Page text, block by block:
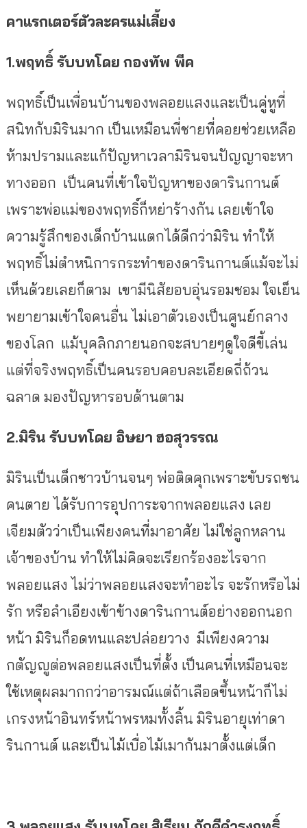
คาแรกเตอร์ตัวละครแม่เลี้ยง
1.พฤทธิ์ รับบทโดย กองทัพ พีค
พฤทธิ์เป็นเพื่อนบ้านของพลอยแสงและเป็นคู่หูที่
สนิทกับมิรินมาก เป็นเหมือนพี่ชายที่คอยช่วยเหลือ
ห้ามปรามและแก้ปัญหาเวลามิรินจนปัญญาจะหา
ทางออก เป็นคนที่เข้าใจปัญหาของดารินกานต์
เพราะพ่อแม่ของพฤทธิ์ก็หย่าร้างกัน เลยเข้าใจ
ความรู้สึกของเด็กบ้านแตกได้ดีกว่ามิริน ทำให้
พฤทธิ์ไม่ตำหนิการกระทำของดารินกานต์แม้จะไม่
เห็นด้วยเลยก็ตาม เขามีนิสัยอบอุ่นรอมชอม ใจเย็น
พยายามเข้าใจคนอื่น ไม่เอาตัวเองเป็นศูนย์กลาง
ของโลก แม้บุคลิกภายนอกจะสบายๆดูใจดีขี้เล่น
แต่ที่จริงพฤทธิ์เป็นคนรอบคอบละเอียดถี่ถ้วน
ฉลาด มองปัญหารอบด้านตาม
2.มิริน รับบทโดย อิษยา ฮอสุวรรณ
มิรินเป็นเด็กชาวบ้านจนๆ พ่อติดคุกเพราะขับรถชน
คนตาย ได้รับการอุปการะจากพลอยแสง เลย
เจียมตัวว่าเป็นเพียงคนที่มาอาศัย ไม่ใช่ลูกหลาน
เจ้าของบ้าน ทำให้ไม่คิดจะเรียกร้องอะไรจาก
พลอยแสง ไม่ว่าพลอยแสงจะทำอะไร จะรักหรือไม่
รัก หรือลำเอียงเข้าข้างดารินกานต์อย่างออกนอก
หน้า มิรินก็อดทนและปล่อยวาง มีเพียงความ
กตัญญูต่อพลอยแสงเป็นที่ตั้ง เป็นคนที่เหมือนจะ
ใช้เหตุผลมากกว่าอารมณ์แต่ถ้าเลือดขึ้นหน้าก็ไม่
เกรงหน้าอินทร์หน้าพรหมทั้งสิ้น มิรินอายุเท่าดา
รินกานต์ และเป็นไม้เบื่อไม้เมากันมาตั้งแต่เด็ก